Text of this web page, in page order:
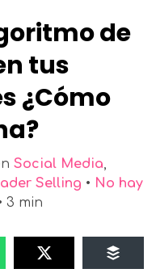
de
tus
¿Cómo
Social Media,
Selling • No hay
3 min